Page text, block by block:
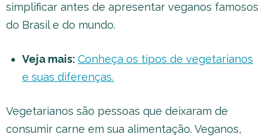
simplificar antes de apresentar veganos famosos
do Brasil e do mundo.
Veja mais: Conheça os tipos de vegetarianos
e suas diferenças.
Vegetarianos são pessoas que deixaram de
consumir carne em sua alimentação. Veganos,